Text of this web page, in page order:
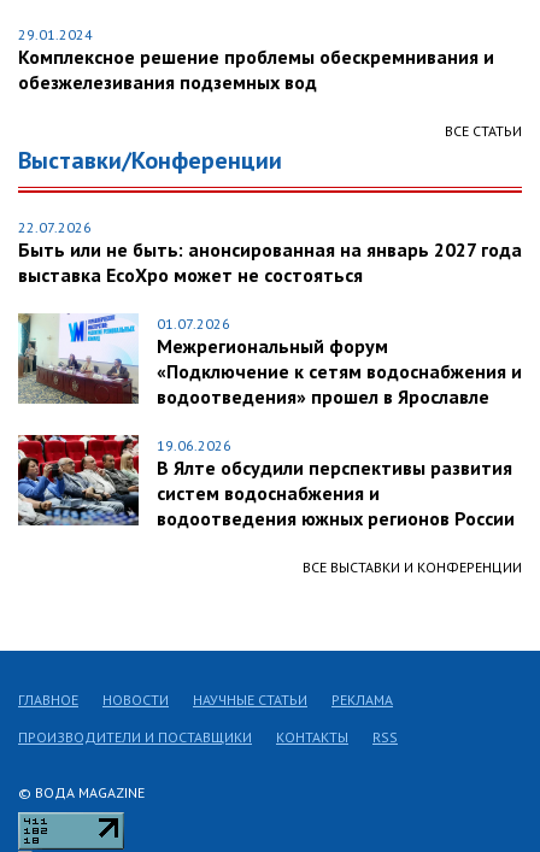
29.01.2024
Комплексное решение проблемы обескремнивания и
обезжелезивания подземных вод
ВСЕ СТАТЬИ
Выставки/Конференции
22.07.2026
Быть или не быть: анонсированная на январь 2027 года
выставка EcoXpo может не состояться
01.07.2026
Межрегиональный форум
«Подключение к сетям водоснабжения и
водоотведения» прошел в Ярославле
19.06.2026
В Ялте обсудили перспективы развития
систем водоснабжения и
водоотведения южных регионов России
ВСЕ ВЫСТАВКИ И КОНФЕРЕНЦИИ
© ВОДА MAGAZINE
ГЛАВНОЕ НОВОСТИ НАУЧНЫЕ СТАТЬИ РЕКЛАМА
ПРОИЗВОДИТЕЛИ И ПОСТАВЩИКИ КОНТАКТЫ RSS